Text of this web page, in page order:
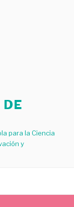
para la Ciencia
y